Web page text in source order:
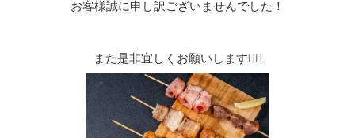
お客様誠に申し訳ございませんでした！
また是非宜しくお願いします🙇‍♀